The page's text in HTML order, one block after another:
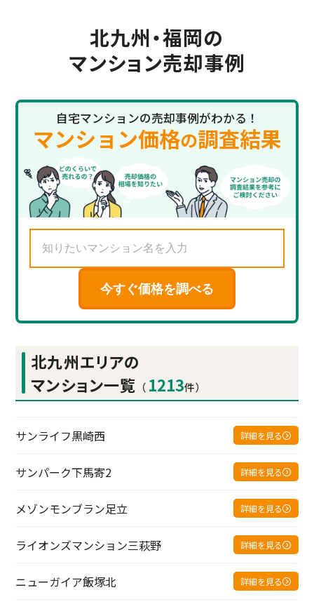
北九州・福岡の
マンション売却事例
自宅マンションの売却事例がわかる！
マンション価格の調査結果
今すぐ価格を調べる
北九州エリアの
マンション一覧 （ 1213件）
サンライフ黒崎西 詳細を見る
サンパーク下馬寄2 詳細を見る
メゾンモンブラン足立 詳細を見る
ライオンズマンション三萩野 詳細を見る
ニューガイア飯塚北 詳細を見る